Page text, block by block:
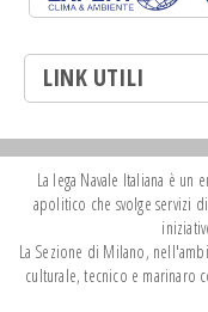
LINK UTILI
La lega Navale Italiana è
apolitico che svolge servizi
La Sezione di Milano,
culturale, tecnico e marinaro